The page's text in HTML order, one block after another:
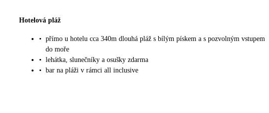
Hotelová pláž
• přímo u hotelu cca 340m dlouhá pláž s bílým pískem a s pozvolným vstupem
do moře
• lehátka, slunečníky a osušky zdarma
• bar na pláži v rámci all inclusive